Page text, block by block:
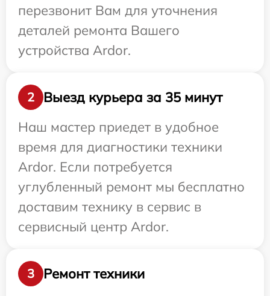
перезвонит Вам для уточнения
деталей ремонта Вашего
устройства Ardor.
2
Выезд курьера за 35 минут
Наш мастер приедет в удобное
время для диагностики техники
Ardor. Если потребуется
углубленный ремонт мы бесплатно
доставим технику в сервис в
сервисный центр Ardor.
3
Ремонт техники